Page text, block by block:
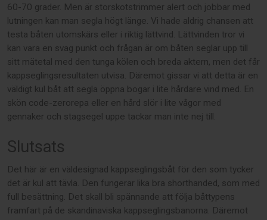
60-70 grader. Men är storskotstrimmer alert och jobbar med
lutningen kan man segla högt länge. Vi hade aldrig chansen att
testa båten utomskärs eller i riktig lättvind. Lättvinden tror vi
kan vara en svag punkt och frågan är om båten seglar upp till
sitt mätetal med den tunga kölen och breda aktern, men det får
kappseglingsresultaten utvisa. Däremot gissar vi att detta är en
väldigt kul båt att segla öppna bogar i lite hårdare vind med. En
skön code-zerorepa eller en hård slör i lite vågor med
gennaker och stagsegel uppe tackar man inte nej till.
Slutsats
Det här är en väldesignad kappseglingsbåt för den som tycker
det är kul att tävla. Den fungerar lika bra shorthanded, som med
full besättning. Det skall bli spännande att följa båttypens
framfart på de skandinaviska kappseglingsbanorna. Däremot